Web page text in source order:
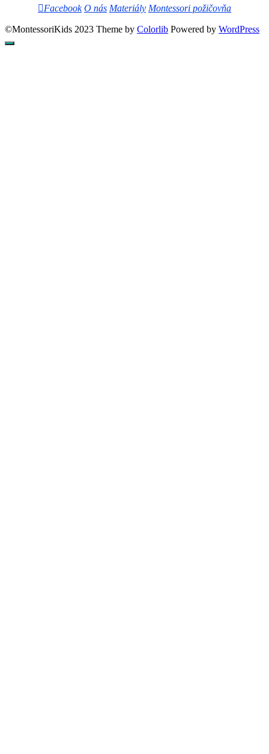
Facebook O nás Materiály Montessori požičovňa
©MontessoriKids 2023 Theme by Colorlib Powered by WordPress